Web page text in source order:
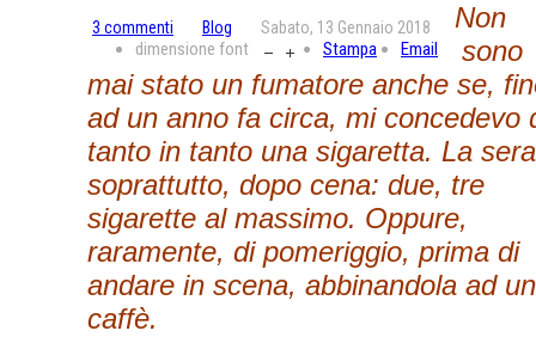
3 commenti Blog Sabato, 13 Gennaio 2018
dimensione font Stampa Email
Non
sono
mai stato un fumatore anche se,
ad un anno fa circa, mi concedevo
tanto in tanto una sigaretta. La sera
soprattutto, dopo cena: due, tre
sigarette al massimo. Oppure,
raramente, di pomeriggio, prima di
andare in scena, abbinandola ad un
caffè.